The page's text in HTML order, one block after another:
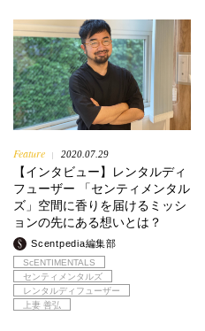
Feature 2020.07.29
【インタビュー】レンタルディ
フューザー 「センティメンタル
ズ」空間に香りを届けるミッシ
ョンの先にある想いとは？
Scentpedia編集部
ScENTIMENTALS
センティメンタルズ
レンタルディフューザー
上妻 善弘